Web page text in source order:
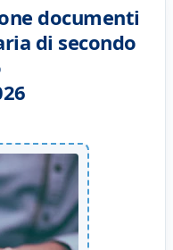
documenti
di secondo